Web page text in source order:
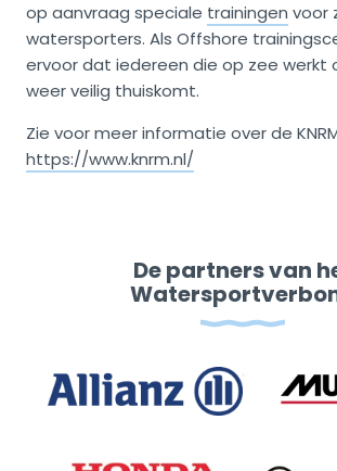
op aanvraag speciale trainingen voor
watersporters. Als Offshore
ervoor dat iedereen die op zee werkt
weer veilig thuiskomt.
Zie voor meer informatie over de
https://www.knrm.nl/
De partners van